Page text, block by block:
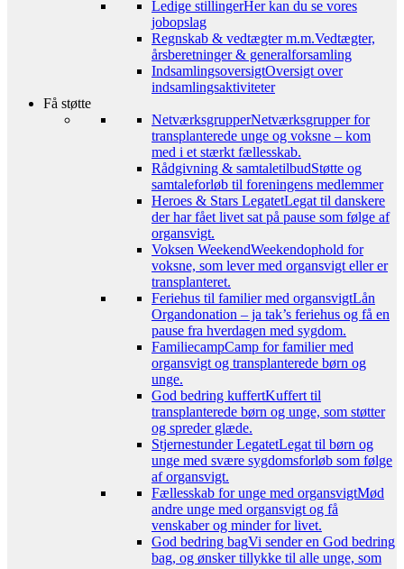
Ledige stillingerHer kan du se vores
jobopslag
Regnskab & vedtægter m.m.Vedtægter,
årsberetninger & generalforsamling
IndsamlingsoversigtOversigt over
indsamlingsaktiviteter
Få støtte
NetværksgrupperNetværksgrupper for
transplanterede unge og voksne – kom
med i et stærkt fællesskab.
Rådgivning & samtaletilbudStøtte og
samtaleforløb til foreningens medlemmer
Heroes & Stars LegatetLegat til danskere
der har fået livet sat på pause som følge af
organsvigt.
Voksen WeekendWeekendophold for
voksne, som lever med organsvigt eller er
transplanteret.
Feriehus til familier med organsvigtLån
Organdonation – ja tak’s feriehus og få en
pause fra hverdagen med sygdom.
FamiliecampCamp for familier med
organsvigt og transplanterede børn og
unge.
God bedring kuffertKuffert til
transplanterede børn og unge, som støtter
og spreder glæde.
Stjernestunder LegatetLegat til børn og
unge med svære sygdomsforløb som følge
af organsvigt.
Fællesskab for unge med organsvigtMød
andre unge med organsvigt og få
venskaber og minder for livet.
God bedring bagVi sender en God bedring
bag, og ønsker tillykke til alle unge, som